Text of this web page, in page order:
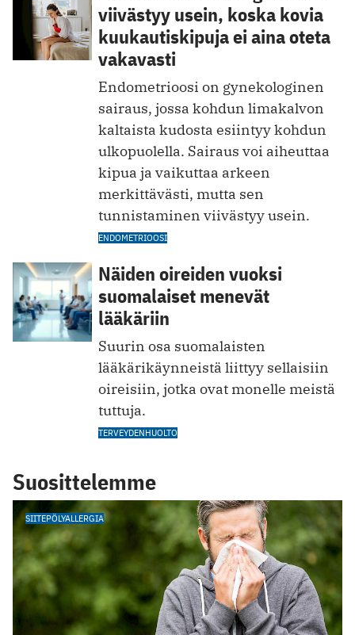
viivästyy usein, koska kovia
kuukautiskipuja ei aina oteta
vakavasti
Endometrioosi on gynekologinen
sairaus, jossa kohdun limakalvon
kaltaista kudosta esiintyy kohdun
ulkopuolella. Sairaus voi aiheuttaa
kipua ja vaikuttaa arkeen
merkittävästi, mutta sen
tunnistaminen viivästyy usein.
ENDOMETRIOOSI
Näiden oireiden vuoksi
suomalaiset menevät
lääkäriin
Suurin osa suomalaisten
lääkärikäynneistä liittyy sellaisiin
oireisiin, jotka ovat monelle meistä
tuttuja.
TERVEYDENHUOLTO
Suosittelemme
SIITEPÖLYALLERGIA